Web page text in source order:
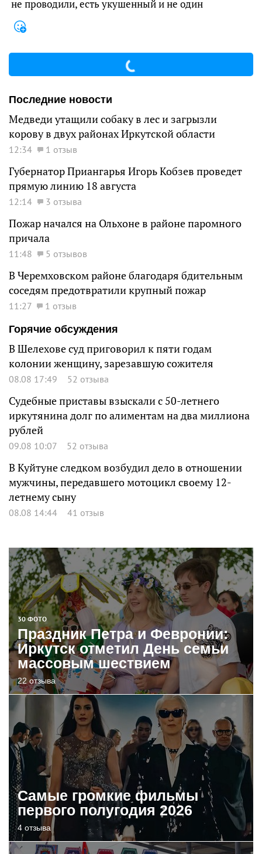
не проводили, есть укушенный и не один
Последние новости
Медведи утащили собаку в лес и загрызли
корову в двух районах Иркутской области
12:34 1 отзыв
Губернатор Приангарья Игорь Кобзев проведет
прямую линию 18 августа
12:14 3 отзыва
Пожар начался на Ольхоне в районе паромного
причала
11:48 5 отзывов
В Черемховском районе благодаря бдительным
соседям предотвратили крупный пожар
11:27
1 отзыв
Горячие обсуждения
В Шелехове суд приговорил к пяти годам
колонии женщину, зарезавшую сожителя
08.08 17:49 52 отзыва
Судебные приставы взыскали с 50-летнего
иркутянина долг по алиментам на два миллиона
рублей
09.08 10:07 52 отзыва
В Куйтуне следком возбудил дело в отношении
мужчины, передавшего мотоцикл своему 12-
летнему сыну
08.08 14:44 41 отзыв
30 ФОТО
Праздник Петра и Февронии:
Иркутск отметил День семьи
массовым шествием
22 отзыва
Самые громкие фильмы
первого полугодия 2026
4 отзыва